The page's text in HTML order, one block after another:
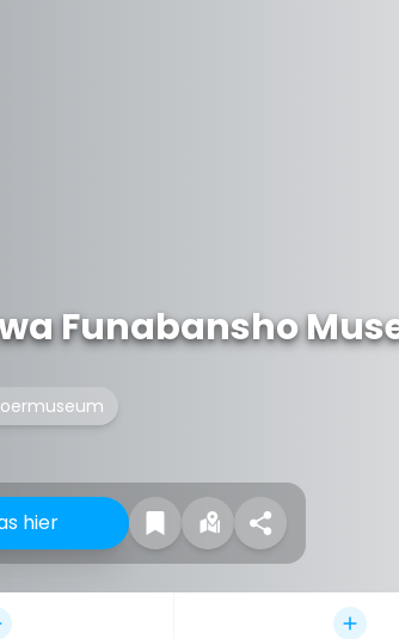
Funabansho
hier